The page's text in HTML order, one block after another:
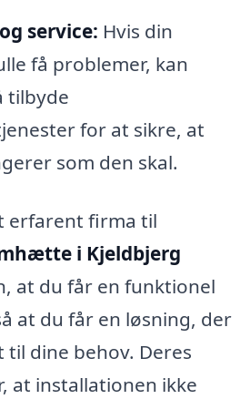
service: Hvis din
få problemer, kan
tilbyde
for at sikre, at
som den skal.
erfarent firma til
i Kjeldbjerg
at du får en funktionel
at du får en løsning, der
dine behov. Deres
at installationen ikke